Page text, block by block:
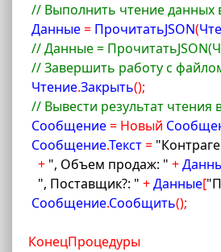
// Выполнить чтение данных
Данные = ПрочитатьJSON(
// Данные =
// Завершить работу с
Чтение.Закрыть();
// Вывести результат чтения
Сообщение = Новый
Сообщение.Текст =
+ ", Объем продаж: " +
", Поставщик?: " + Данные[
Сообщение.Сообщить();
КонецПроцедуры